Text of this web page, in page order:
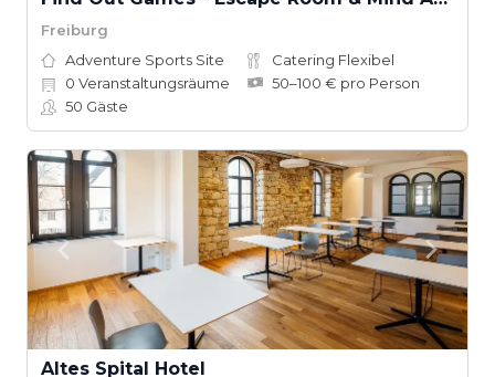
Freiburg
Adventure Sports Site
Catering Flexibel
0 Veranstaltungsräume
50–100 € pro Person
50 Gäste
Altes Spital Hotel